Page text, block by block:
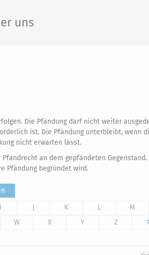
uns
Die Pfändung darf nicht weiter
ist. Die Pfändung unterbleibt, wenn
nicht erwarten lässt.
an dem gepfändeten Gegenstand.
Pfändung begründet wird.
I J K L M
W X Y Z